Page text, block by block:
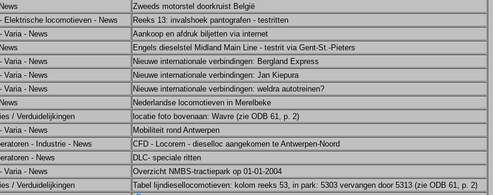
Zweeds motorstel doorkruist België
Elektrische locomotieven - News
Reeks 13: invalshoek pantografen - testritten
Varia - News
Aankoop en afdruk biljetten via internet
Engels dieselstel Midland Main Line - testrit via Gent-St.-Pieters
Varia - News
Nieuwe internationale verbindingen: Bergland Express
Varia - News
Nieuwe internationale verbindingen: Jan Kiepura
Varia - News
Nieuwe internationale verbindingen: weldra autotreinen?
Nederlandse locomotieven in Merelbeke
/ Verduidelijkingen
locatie foto bovenaan: Wavre (zie ODB 61, p. 2)
Varia - News
Mobiliteit rond Antwerpen
- Industrie - News
CFD - Locorem - dieselloc aangekomen te Antwerpen-Noord
- News
DLC- speciale ritten
Varia - News
Overzicht NMBS-tractiepark op 01-01-2004
/ Verduidelijkingen
Tabel lijndiesellocomotieven: kolom reeks 53, in park: 5303 vervangen door 5313 (zie ODB 61, p. 2)